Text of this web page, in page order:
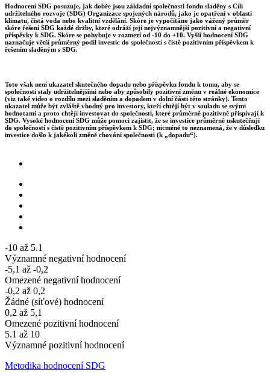
Hodnocení SDG posuzuje, jak dobře jsou základní společnosti fondu sladěny s Cíli
udržitelného rozvoje (SDG) Organizace spojených národů, jako je opatření v oblasti
klimatu, čistá voda nebo kvalitní vzdělání. Skóre je vypočítáno jako vážený průměr
skóre řešení SDG každé držby, které odráží její nejvýznamnější pozitivní a negativní
příspěvky k SDG. Skóre se pohybuje v rozmezí od -10 do +10. Vyšší hodnocení SDG
naznačuje větší průměrný podíl investic do společností s čistě pozitivním příspěvkem k
řešením sladěným s SDG.
Toto však není ukazatel skutečného dopadu nebo příspěvku fondu k tomu, aby se
společnosti staly udržitelnějšími nebo aby způsobily pozitivní změnu v reálné ekonomice
(viz také video o rozdílu mezi sladěním a dopadem v dolní části této stránky). Tento
ukazatel může být zvláště vhodný pro investory, kteří chtějí být v souladu se svými
hodnotami a proto chtějí investovat do společností, které průměrně pozitivně přispívají k
SDG. Vysoké hodnocení SDG může pomoci zajistit, že se investice průměrně uskutečňují
do společností s čistě pozitivním příspěvkem k SDG; nicméně to neznamená, že v důsledku
investice došlo k jakékoli změně chování společnosti (k „dopadu“).
-10 až 5.1
Významné negativní hodnocení
-5,1 až -0,2
Omezené negativní hodnocení
-0,2 až 0,2
Žádné (síťové) hodnocení
0,2 až 5,1
Omezené pozitivní hodnocení
5.1 až 10
Významné pozitivní hodnocení
Metodika hodnocení SDG